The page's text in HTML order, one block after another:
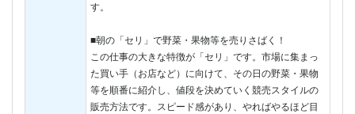
す。
■朝の「セリ」で野菜・果物等を売りさばく！
この仕事の大きな特徴が「セリ」です。市場に集まっ
た買い手（お店など）に向けて、その日の野菜・果物
等を順番に紹介し、値段を決めていく競売スタイルの
販売方法です。スピード感があり、やればやるほど目